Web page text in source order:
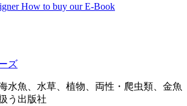
How to buy our E-Book
水魚、水草、植物、両性・爬虫類、金魚
う出版社